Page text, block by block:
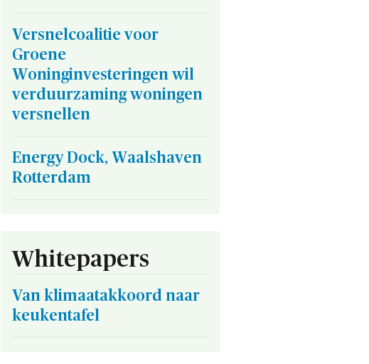
Versnelcoalitie voor
Groene
Woninginvesteringen wil
verduurzaming woningen
versnellen
Energy Dock, Waalshaven
Rotterdam
Whitepapers
Van klimaatakkoord naar
keukentafel